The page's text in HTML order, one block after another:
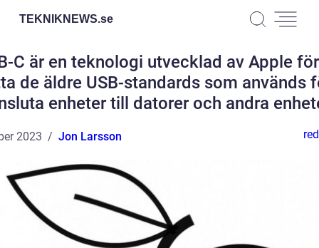
TEKNIKNEWS.se
C är en teknologi utvecklad av Apple
de äldre USB-standards som används
enheter till datorer och andra
2023 Jon Larsson